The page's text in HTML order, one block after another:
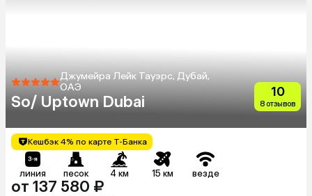
Джумейра Лейк Тауэрс, Дубай,
ОАЭ
So/ Uptown Dubai
10
8 отзывов
Кешбэк 4% по карте Т-Банка
линия песок 4 км 15 км везде
от 137 580 ₽